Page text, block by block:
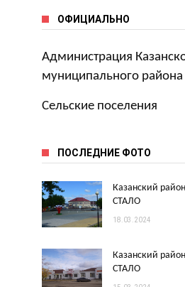
ОФИЦИАЛЬНО
Администрация
муниципального района
Сельские поселения
ПОСЛЕДНИЕ ФОТО
Казанский
СТАЛО
18.03.2024
Казанский
СТАЛО